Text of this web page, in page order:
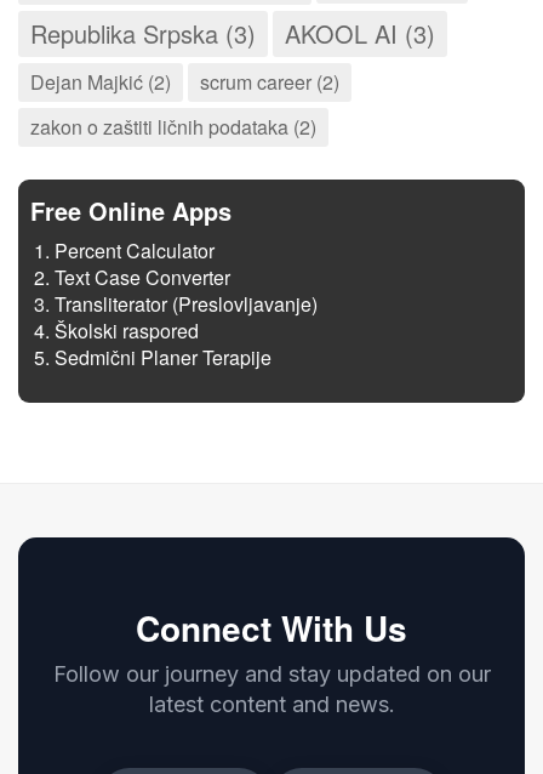
Republika Srpska (3) AKOOL AI (3)
Dejan Majkić (2)
scrum career (2)
zakon o zaštiti ličnih podataka (2)
Free Online Apps
Percent Calculator
Text Case Converter
Transliterator (Preslovljavanje)
Školski raspored
Sedmični Planer Terapije
Connect With Us
Follow our journey and stay updated on our
latest content and news.